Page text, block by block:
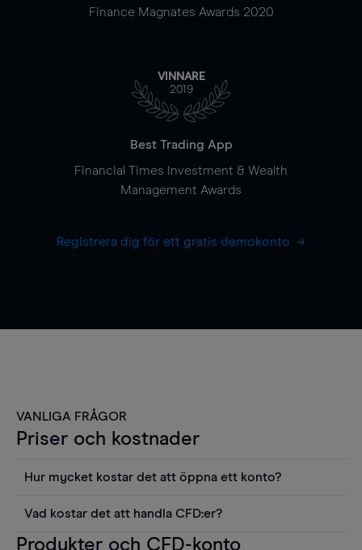
Finance Magnates Awards 2020
VINNARE
2019
Best Trading App
Financial Times Investment & Wealth
Management Awards
Registrera dig för ett gratis demokonto
VANLIGA FRÅGOR
Priser och kostnader
Hur mycket kostar det att öppna ett konto?
använda sådana verktyg som diagram, Reuters
Vad kostar det att handla CFD:er?
Det är en rad kostnader att tänka på när man
Produkter och CFD-konto